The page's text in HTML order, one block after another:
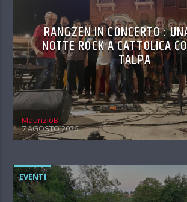
RANGZEN IN CONCERTO :
NOTTE ROCK A CATTOLICA
TALPA
MaurizioB
7 AGOSTO 2026
EVENTI